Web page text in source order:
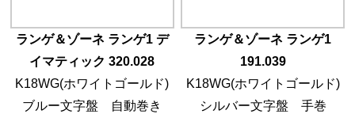
ランゲ＆ゾーネ ランゲ1 デ
イマティック 320.028
K18WG(ホワイトゴールド)
ブルー文字盤 自動巻き
ランゲ＆ゾーネ ランゲ1
191.039
K18WG(ホワイトゴールド)
シルバー文字盤 手巻